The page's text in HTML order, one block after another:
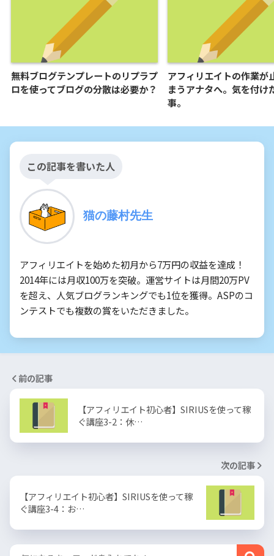
無料ブログテンプレートのリプラプ
ロを使ってブログの分散は必要か？
アフィリエイトの作業が
まうアナタへ。気を付け
事。
この記事を書いた人
猫の藤村先生
アフィリエイトを始めた初月から7万円の収益を達成！
2014年には月収100万を突破。運営サイトは月間20万PV
を超え、人気ブログランキングでも1位を獲得。ASPのコ
ンテストでも複数の賞をいただきました。
前の記事
【アフィリエイト初⼼者】SIRIUSを使って稼
ぐ講座3-2：休…
次の記事
【アフィリエイト初⼼者】SIRIUSを使って稼
ぐ講座3-4：お…